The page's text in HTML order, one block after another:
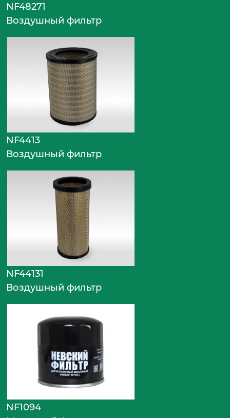
NF48271
Воздушный фильтр
NF4413
Воздушный фильтр
NF44131
Воздушный фильтр
NF1094